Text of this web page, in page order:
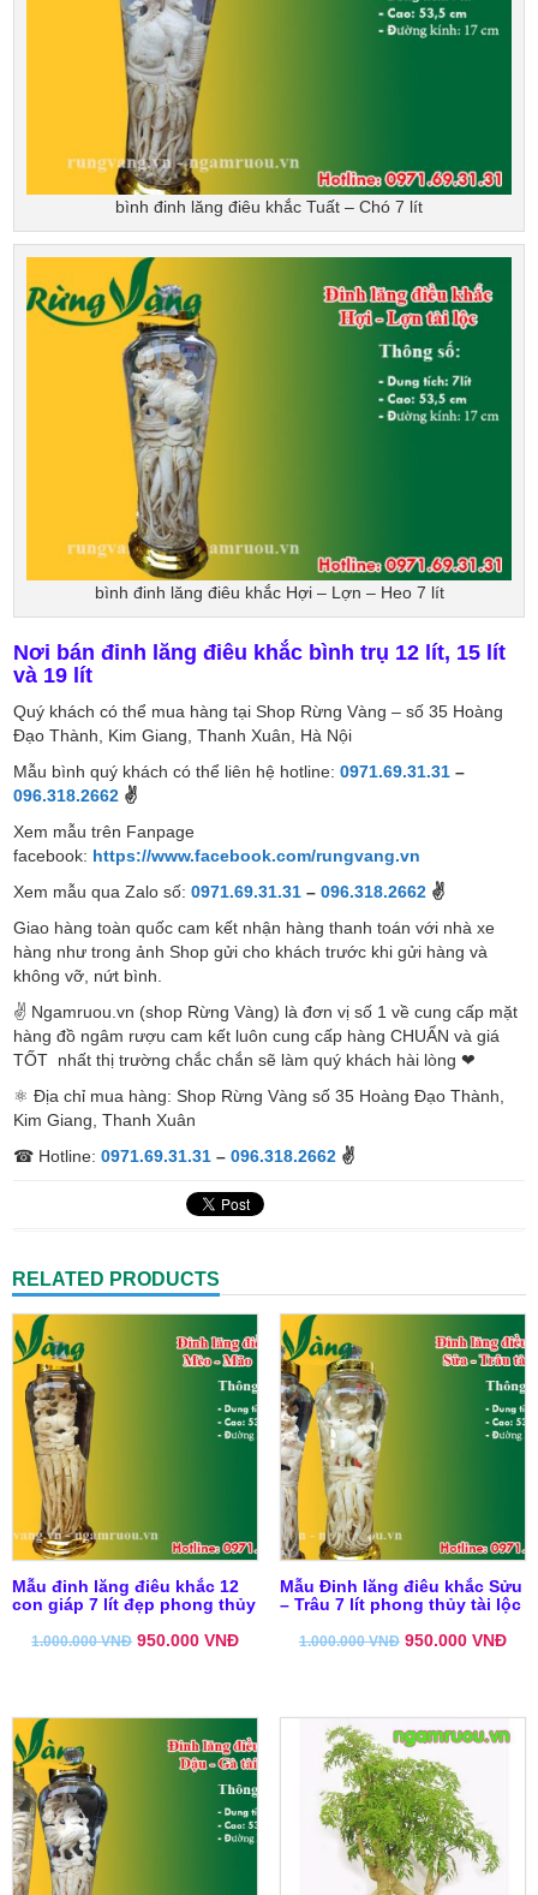
bình đinh lăng điêu khắc Tuất – Chó 7 lít
bình đinh lăng điêu khắc Hợi – Lợn – Heo 7 lít
Nơi bán đinh lăng điêu khắc bình trụ 12 lít, 15 lít
và 19 lít
Quý khách có thể mua hàng tại Shop Rừng Vàng – số 35 Hoàng
Đạo Thành, Kim Giang, Thanh Xuân, Hà Nội
Mẫu bình quý khách có thể liên hệ hotline: 0971.69.31.31 –
096.318.2662 ✌
Xem mẫu trên Fanpage
facebook: https://www.facebook.com/rungvang.vn
Xem mẫu qua Zalo số: 0971.69.31.31 – 096.318.2662 ✌
Giao hàng toàn quốc cam kết nhận hàng thanh toán với nhà xe
hàng như trong ảnh Shop gửi cho khách trước khi gửi hàng và
không vỡ, nứt bình.
✌ Ngamruou.vn (shop Rừng Vàng) là đơn vị số 1 về cung cấp mặt
hàng đồ ngâm rượu cam kết luôn cung cấp hàng CHUẨN và giá
TỐT nhất thị trường chắc chắn sẽ làm quý khách hài lòng ❤
⚛ Địa chỉ mua hàng: Shop Rừng Vàng số 35 Hoàng Đạo Thành,
Kim Giang, Thanh Xuân
☎ Hotline: 0971.69.31.31 – 096.318.2662 ✌
RELATED PRODUCTS
Mẫu đinh lăng điêu khắc 12
con giáp 7 lít đẹp phong thủy
1.000.000VNĐ 950.000VNĐ
Mẫu Đinh lăng điêu khắc Sửu
– Trâu 7 lít phong thủy tài lộc
1.000.000VNĐ 950.000 VNĐ